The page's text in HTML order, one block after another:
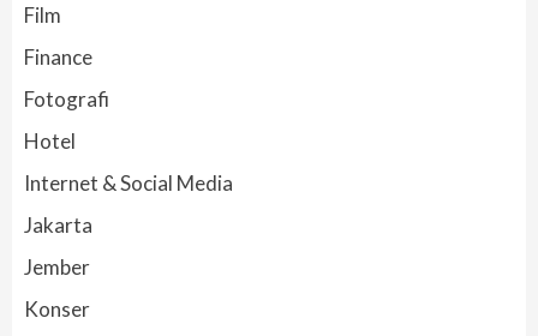
Film
Finance
Fotografi
Hotel
Internet & Social Media
Jakarta
Jember
Konser